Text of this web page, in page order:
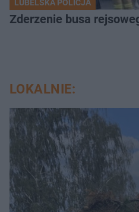
LUBELSKA POLICJA
Zderzenie busa
LOKALNIE: